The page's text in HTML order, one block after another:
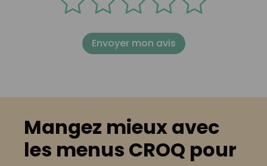
Envoyer mon avis
Mangez mieux avec
les menus CROQ pour